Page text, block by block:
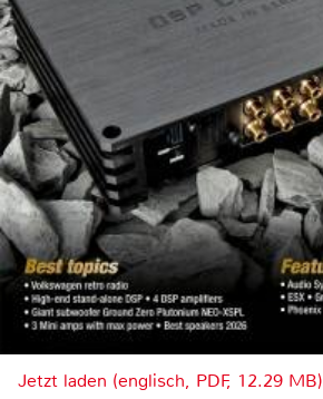
Jetzt laden (englisch, PDF, 12.29 MB)